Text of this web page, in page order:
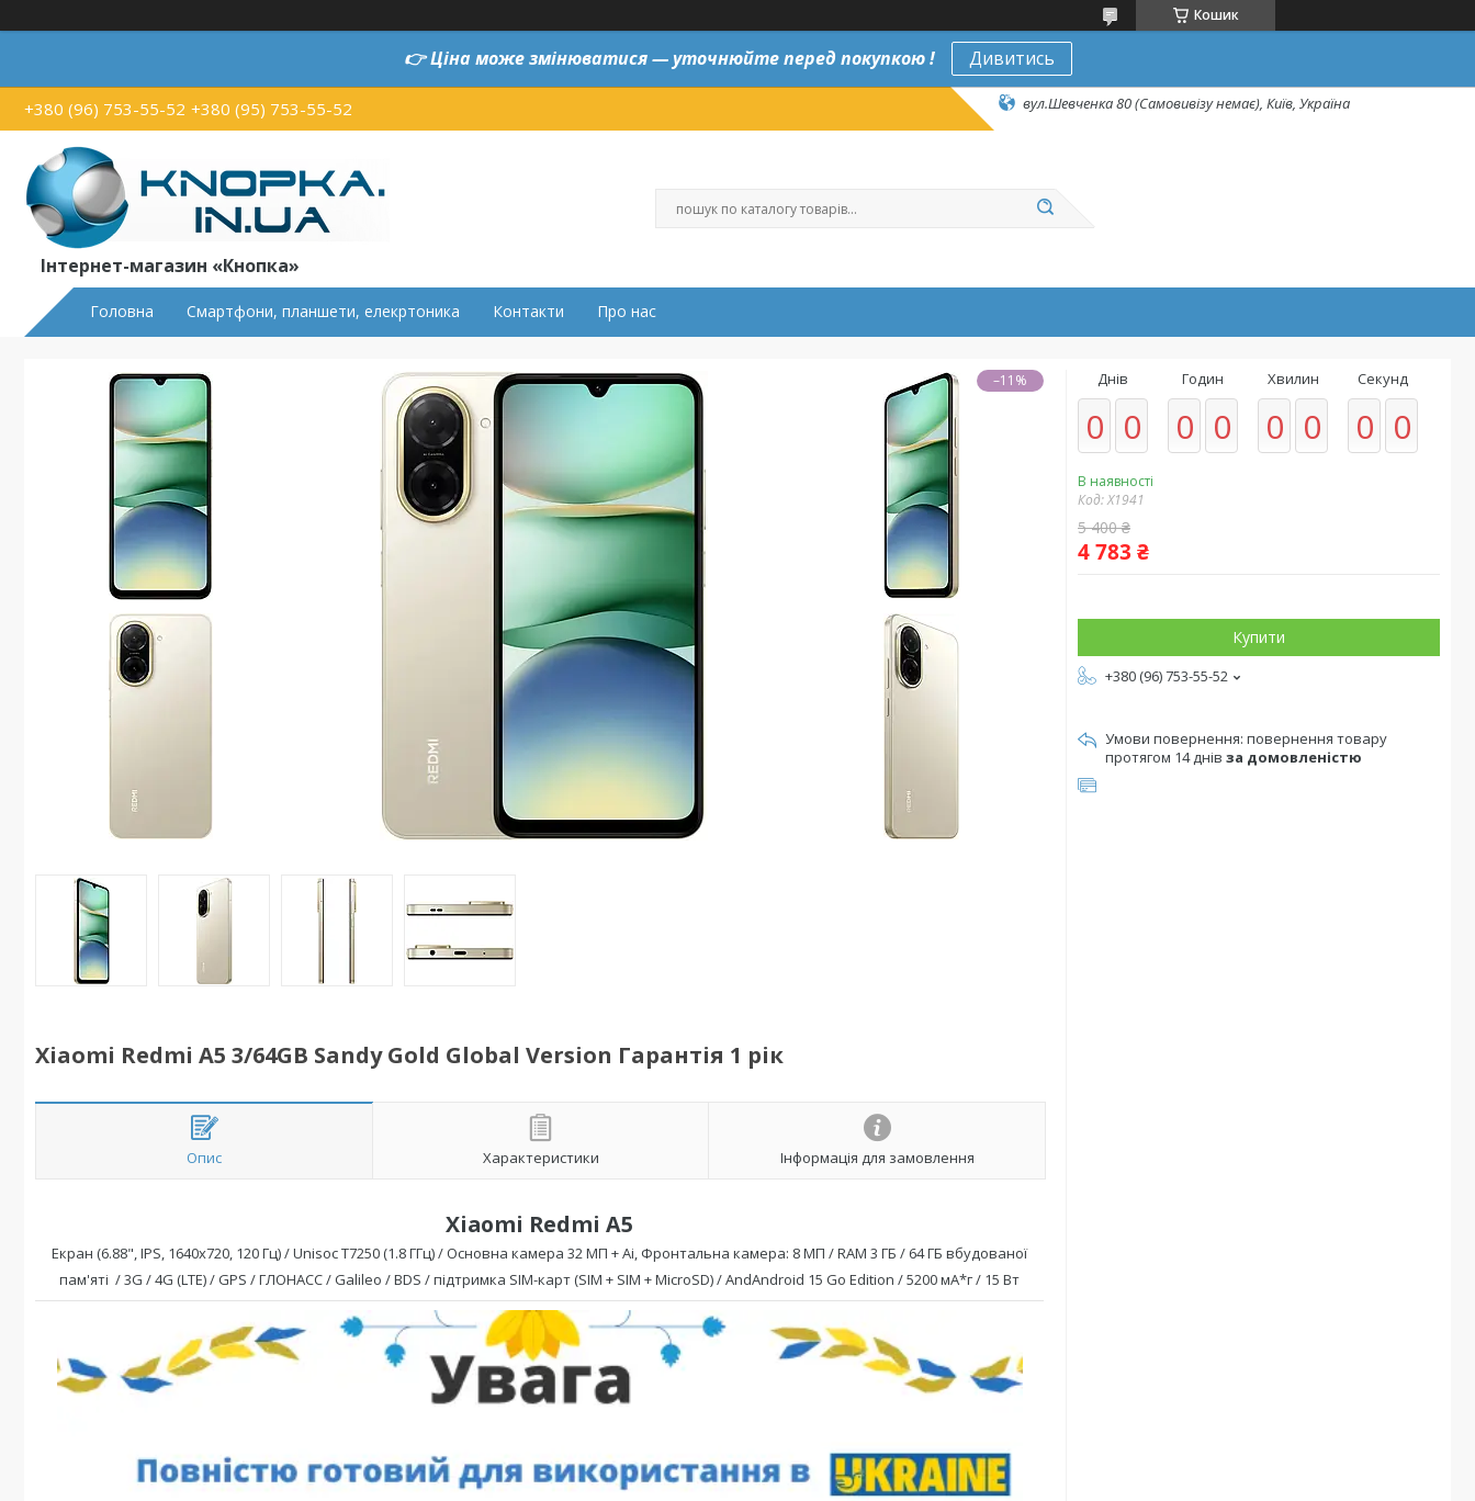
Кошик
👉Ціна може змінюватися — уточнюйте перед покупкою ! Дивитись
+380 (96) 753-55-52 +380 (95) 753-55-52 вул.Шевченка 80 (Самовивізу немає), Київ, Україна
Інтернет-магазин «Кнопка»
Головна Смартфони, планшети, елекртоника Контакти Про нас
–11%
Xiaomi Redmi A5 3/64GB Sandy Gold Global Version Гарантія 1 рік
Опис Характеристики Інформація для замовлення
Xiaomi Redmi A5
Екран (6.88",IPS, 1640x720, 120 Гц) /Unisoc T7250 (1.8 ГГц)/ Основна камера 32МП + Ai, Фронтальна камера: 8 МП / RAM 3 ГБ / 64 ГБ вбудованої
пам'яті / 3G / 4G (LTE) / GPS / ГЛОНАСС / Galileo / BDS /підтримка SIM-карт (SIM + SIM +MicroSD)/AndAndroid 15 Go Edition /5200мА*г / 15 Вт
Днів
0 0
Годин
0 0
Хвилин
0 0
Секунд
0 0
В наявності
Код:X1941
5 400 ₴
4 783 ₴
Купити
+380 (96) 753-55-52
повернення товару
протягом 14 днів за домовленістю